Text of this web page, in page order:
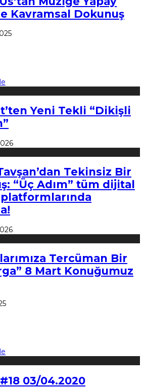
Kavramsal Dokunuş
Yeni Tekli “Dikişli
Tekinsiz Bir
“Üç Adım” tüm dijital
Tercüman Bir
8 Mart Konuğumuz
03/04.2020